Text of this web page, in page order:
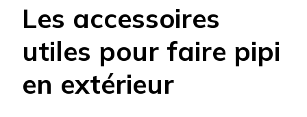
Les accessoires
utiles pour faire pipi
en extérieur